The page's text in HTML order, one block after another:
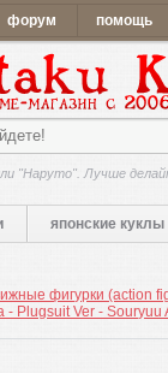
форум помощь
"Наруто". Лучше
японские куклы
фигурки (action
Plugsuit Ver -